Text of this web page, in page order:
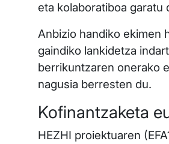
eta kolaboratiboa garatu
Anbizio handiko ekimen
gaindiko lankidetza
berrikuntzaren onerako
nagusia berresten du.
Kofinantzaketa
HEZHI proiektuaren